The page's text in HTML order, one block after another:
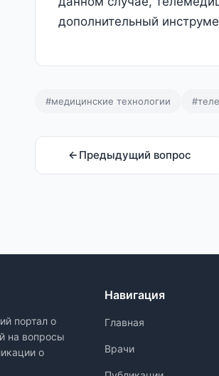
дополнительный
#медицинские технологии
Предыдущий вопрос
портал о
на вопросы
о
Навигация
Главная
Врачи